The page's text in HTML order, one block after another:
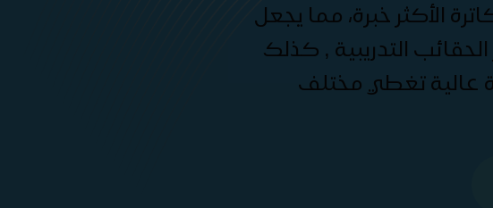
الأكثر خبرة، مما يجعل
التدريبية , كذلك
عالية تغطي مختلف